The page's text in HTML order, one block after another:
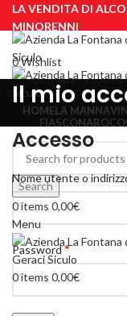
LA VENDITA DI
MINORENNI
0Wishlist
HOMELA MANNA
FIASCONARO
Search
0items 0,00€
Menu
0items 0,00€
Il mio
Accesso
Nome utente o
Password*